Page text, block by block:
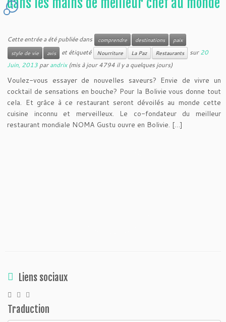
1
Cette entrée a été publiée dans comprendre destinations
paix
style de vie
avis et étiqueté Nourriture La Paz Restaurants sur20
Juin, 2013 parandrix(mis à jour 4794 il y a quelques jours)
Voulez-vous essayer de nouvelles saveurs? Envie de vivre un
cocktail de sensations en bouche? Pour la Bolivie vous donne tout
cela. Et grâce à ce restaurant seront dévoilés au monde cette
cuisine inconnu et merveilleux. Le co-fondateur du meilleur
restaurant mondiale NOMA Gustu ouvre en Bolivie. […]
Liens sociaux
Traduction